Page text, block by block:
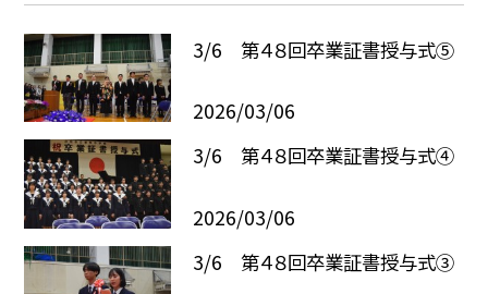
3/6 第４８回卒業証書授与式⑤
2026/03/06
3/6 第４８回卒業証書授与式④
2026/03/06
3/6 第４８回卒業証書授与式③